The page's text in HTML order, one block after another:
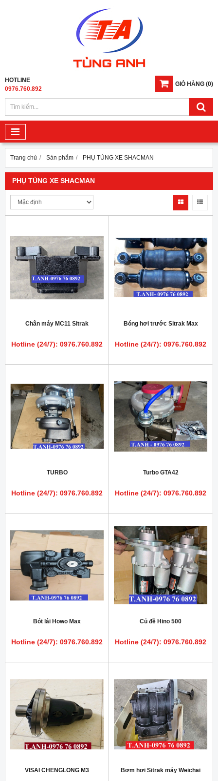
GIỎ HÀNG (0)
HOTLINE
0976.760.892
Trang chủ Sản phẩm PHỤ TÙNG XE SHACMAN
PHỤ TÙNG XE SHACMAN
Chân máy MC11 Sitrak
Hotline (24/7): 0976.760.892
Bóng hơi trước Sitrak Max
Hotline (24/7): 0976.760.892
TURBO
Hotline (24/7): 0976.760.892
Turbo GTA42
Hotline (24/7): 0976.760.892
Bót lái Howo Max
Hotline (24/7): 0976.760.892
Củ đề Hino 500
Hotline (24/7): 0976.760.892
VISAI CHENGLONG M3 Bơm hơi Sitrak máy Weichai